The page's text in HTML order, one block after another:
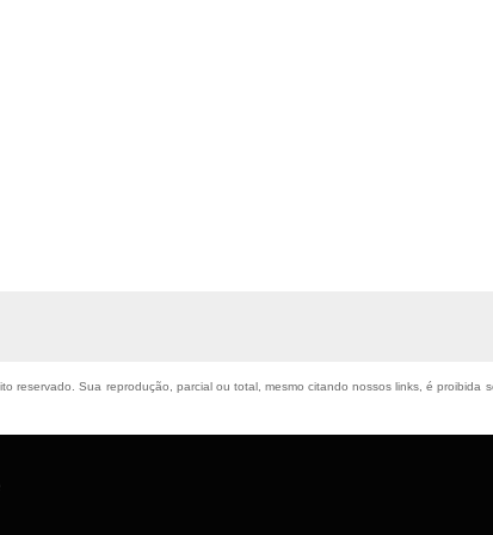
reservado. Sua reprodução, parcial ou total, mesmo citando nossos links, é